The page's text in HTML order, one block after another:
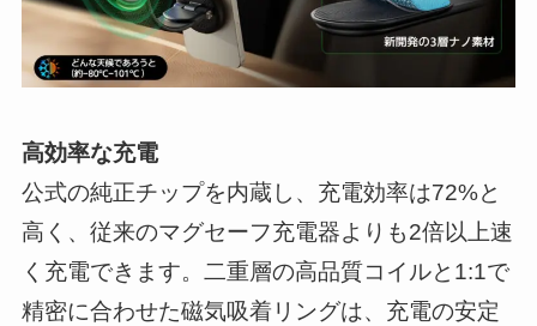
高効率な充電
公式の純正チップを内蔵し、充電効率は72%と
高く、従来のマグセーフ充電器よりも2倍以上速
く充電できます。二重層の高品質コイルと1:1で
精密に合わせた磁気吸着リングは、充電の安定